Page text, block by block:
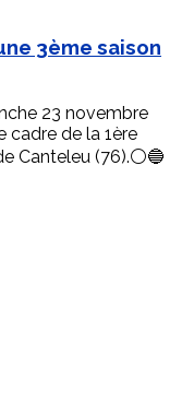
3ème saison
23 novembre
cadre de la 1ère
Canteleu (76).⚪️🔵